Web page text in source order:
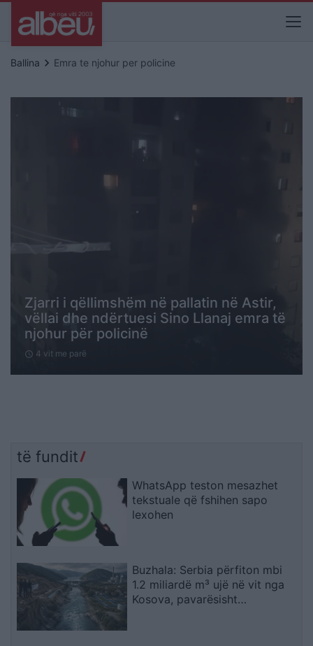
Ballina keyboard_arrow_right Emra te njohur per policine
Zjarri i qëllimshëm në pallatin në Astir,
vëllai dhe ndërtuesi Sino Llanaj emra të
njohur për policinë
schedule 4 vit me parë
të fundit
WhatsApp teston mesazhet
tekstuale që fshihen sapo
lexohen
Buzhala: Serbia përfiton mbi
1.2 miliardë m³ ujë në vit nga
Kosova, pavarësisht